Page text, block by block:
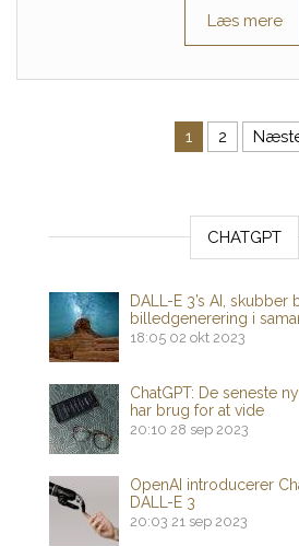
Læs mere
Indlægsinddeling
1 2
CHATGPT
DALL-E 3’s AI, skubber
billedgenerering i
18:05 02 okt 2023
ChatGPT: De seneste
har brug for at vide
20:10 28 sep 2023
OpenAI introducerer
DALL-E 3
20:03 21 sep 2023